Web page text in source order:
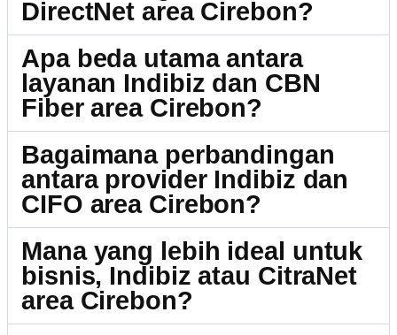
DirectNet area Cirebon?
Apa beda utama antara
layanan Indibiz dan CBN
Fiber area Cirebon?
Bagaimana perbandingan
antara provider Indibiz dan
CIFO area Cirebon?
Mana yang lebih ideal untuk
bisnis, Indibiz atau CitraNet
area Cirebon?